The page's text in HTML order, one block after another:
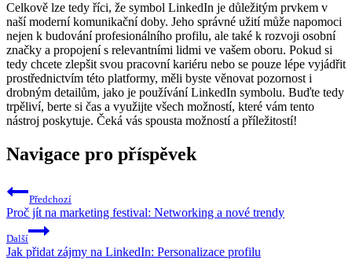
Celkově lze tedy říci, že symbol LinkedIn je důležitým prvkem v
naší moderní komunikační doby. Jeho správné užití může napomoci
nejen k budování profesionálního profilu, ale také k rozvoji osobní
značky a propojení s relevantními lidmi ve vašem oboru. Pokud si
tedy chcete zlepšit svou pracovní kariéru nebo se pouze lépe vyjádřit
prostřednictvím této platformy, měli byste věnovat pozornost i
drobným detailům, jako je používání LinkedIn symbolu. Buďte tedy
trpěliví, berte si čas a využijte všech možností, které vám tento
nástroj poskytuje. Čeká vás spousta možností a příležitostí!
Navigace pro příspěvek
Předchozí
Proč jít na marketing festival: Networking a nové trendy
Další
Jak přidat zájmy na LinkedIn: Personalizace profilu